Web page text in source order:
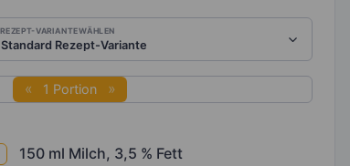
REZEPT-VARIANTE WÄHLEN
1 Portion
150 ml Milch, 3,5 % Fett